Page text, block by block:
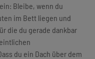
Bleibe, wenn du
im Bett liegen und
die du gerade dankbar
du ein Dach über dem